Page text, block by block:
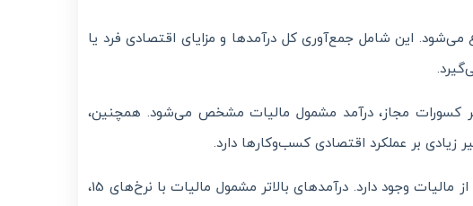
این شامل جمع‌آوری کل درآمدها و مزایای اقتصادی فرد یا
کسورات مجاز، درآمد مشمول مالیات مشخص می‌شود. همچنین،
زیادی بر عملکرد اقتصادی کسب‌وکارها دارد.
برای درآمدهایی تا 47 میلیون و 500 هزار تومان، معافیت کامل از مالیات وجود دارد. درآمدهای بالاتر مشمول مالیات با نرخ‌های 15،